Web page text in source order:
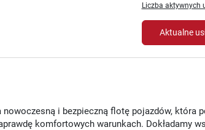
Liczba aktywnych
Aktualne
i bezpieczną flotę pojazdów, która
komfortowych warunkach. Dokładamy